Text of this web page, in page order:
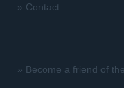
» Contact
» Become a friend of